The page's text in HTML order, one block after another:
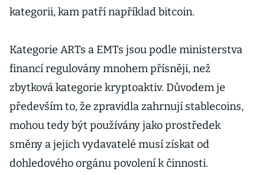
kategorii, kam patří například bitcoin.
Kategorie ARTs a EMTs jsou podle ministerstva
financí regulovány mnohem přísněji, než
zbytková kategorie kryptoaktiv. Důvodem je
především to, že zpravidla zahrnují stablecoins,
mohou tedy být používány jako prostředek
směny a jejich vydavatelé musí získat od
dohledového orgánu povolení k činnosti.